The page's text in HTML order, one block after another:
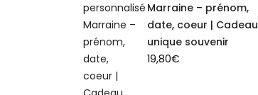
Marraine – prénom,
date, coeur | Cadeau
unique souvenir
19,80€